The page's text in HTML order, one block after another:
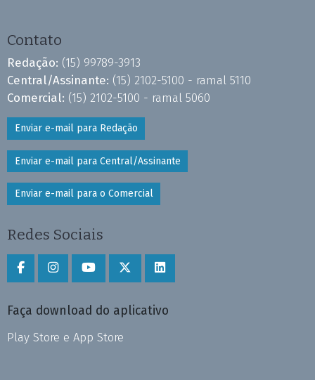
Contato
Redação: (15) 99789-3913
Central/Assinante: (15) 2102-5100 - ramal 5110
Comercial: (15) 2102-5100 - ramal 5060
Enviar e-mail para Redação
Enviar e-mail para Central/Assinante
Enviar e-mail para o Comercial
Redes Sociais
Faça download do aplicativo
Play Store e App Store